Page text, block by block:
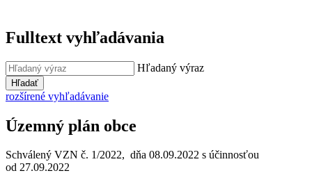
Fulltext vyhľadávania
Hľadaný výraz
Hľadať
rozšírené vyhľadávanie
Územný plán obce
Schválený VZN č. 1/2022, dňa 08.09.2022 s účinnosťou
od 27.09.2022